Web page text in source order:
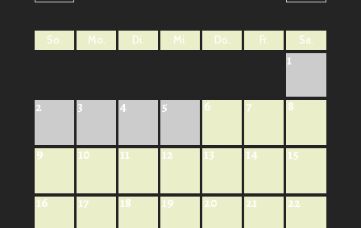
So. Mo. Di. Mi. Do. Fr. Sa.
1
2 3 4 5 6 7 8
9 10 11 12 13 14 15
16 17 18 19 20 21 22